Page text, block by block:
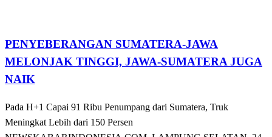
PENYEBERANGAN SUMATERA-JAWA
MELONJAK TINGGI, JAWA-SUMATERA JUGA
NAIK
Pada H+1 Capai 91 Ribu Penumpang dari Sumatera, Truk
Meningkat Lebih dari 150 Persen